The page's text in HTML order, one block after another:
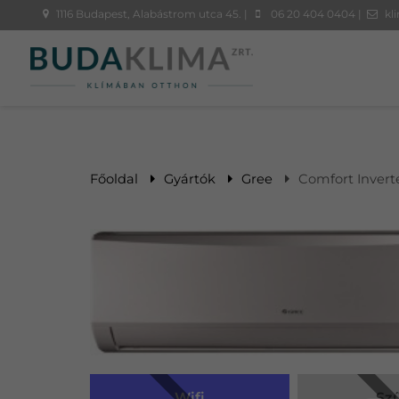
1116 Budapest, Alabástrom utca 45. | 06 20 404 0404 |
Főoldal Gyártók Gree Comfort